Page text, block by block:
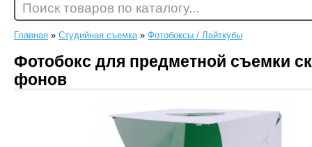
Главная » Студийная съемка» Фотобоксы / Лайткубы
Фотобокс для предметной съемки
фонов
Поиск товаров по каталогу...